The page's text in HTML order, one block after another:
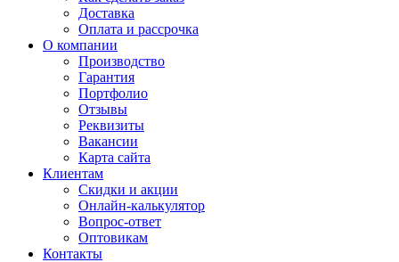
Доставка
Оплата и рассрочка
О компании
Производство
Гарантия
Портфолио
Отзывы
Реквизиты
Вакансии
Карта сайта
Клиентам
Скидки и акции
Онлайн-калькулятор
Вопрос-ответ
Оптовикам
Контакты